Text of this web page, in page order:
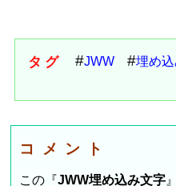
タグ JWW
埋め
コメント
この『JWW埋め込み文字